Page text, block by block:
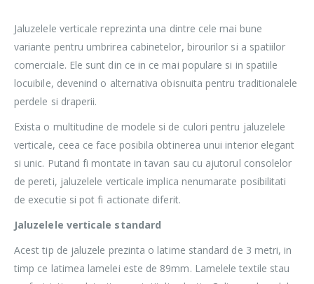
Jaluzelele verticale reprezinta una dintre cele mai bune
variante pentru umbrirea cabinetelor, birourilor si a spatiilor
comerciale. Ele sunt din ce in ce mai populare si in spatiile
locuibile, devenind o alternativa obisnuita pentru traditionalele
perdele si draperii.
Exista o multitudine de modele si de culori pentru jaluzelele
verticale, ceea ce face posibila obtinerea unui interior elegant
si unic. Putand fi montate in tavan sau cu ajutorul consolelor
de pereti, jaluzelele verticale implica nenumarate posibilitati
de executie si pot fi actionate diferit.
Jaluzelele verticale standard
Acest tip de jaluzele prezinta o latime standard de 3 metri, in
timp ce latimea lamelei este de 89mm. Lamelele textile stau